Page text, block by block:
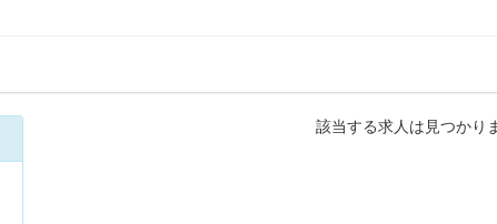
該当する求人は見つかり